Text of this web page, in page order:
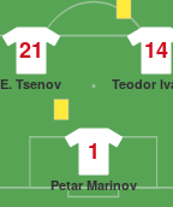
1
Petar Marinov
21
E. Tsenov
14
Teodor